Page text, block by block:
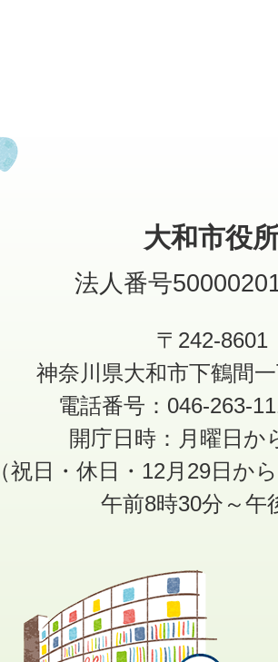
大和市役
法人番号
〒242-8601
神奈川県大和市下鶴間
電話番号：046-263-
開庁日時：月曜日か
（祝日・休日・12月29日か
午前8時30分～午